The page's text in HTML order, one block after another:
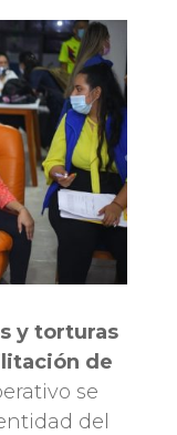
y torturas
de
se
del